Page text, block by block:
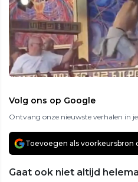
Volg ons op Google
Ontvang onze nieuwste verhalen in
Toevoegen als voorkeursbron
Gaat ook niet altijd